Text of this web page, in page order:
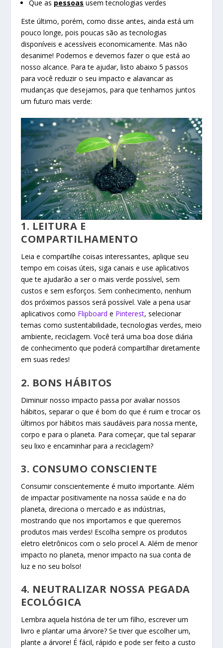
Que as pessoas usem tecnologias verdes
Este último, porém, como disse antes, ainda está um
pouco longe, pois poucas são as tecnologias
disponíveis e acessíveis economicamente. Mas não
desanime! Podemos e devemos fazer o que está ao
nosso alcance. Para te ajudar, listo abaixo 5 passos
para você reduzir o seu impacto e alavancar as
mudanças que desejamos, para que tenhamos juntos
um futuro mais verde:
1. LEITURA E
COMPARTILHAMENTO
Leia e compartilhe coisas interessantes, aplique seu
tempo em coisas úteis, siga canais e use aplicativos
que te ajudarão a ser o mais verde possível, sem
custos e sem esforços. Sem conhecimento, nenhum
dos próximos passos será possível. Vale a pena usar
aplicativos como Flipboard e Pinterest, selecionar
temas como sustentabilidade, tecnologias verdes, meio
ambiente, reciclagem. Você terá uma boa dose diária
de conhecimento que poderá compartilhar diretamente
em suas redes!
2. BONS HÁBITOS
Diminuir nosso impacto passa por avaliar nossos
hábitos, separar o que é bom do que é ruim e trocar os
últimos por hábitos mais saudáveis para nossa mente,
corpo e para o planeta. Para começar, que tal separar
seu lixo e encaminhar para a reciclagem?
3. CONSUMO CONSCIENTE
Consumir conscientemente é muito importante. Além
de impactar positivamente na nossa saúde e na do
planeta, direciona o mercado e as indústrias,
mostrando que nos importamos e que queremos
produtos mais verdes! Escolha sempre os produtos
eletro eletrônicos com o selo procel A. Além de menor
impacto no planeta, menor impacto na sua conta de
luz e no seu bolso!
4. NEUTRALIZAR NOSSA PEGADA
ECOLÓGICA
Lembra aquela história de ter um filho, escrever um
livro e plantar uma árvore? Se tiver que escolher um,
plante a árvore! É fácil, rápido e pode ser feito a custo